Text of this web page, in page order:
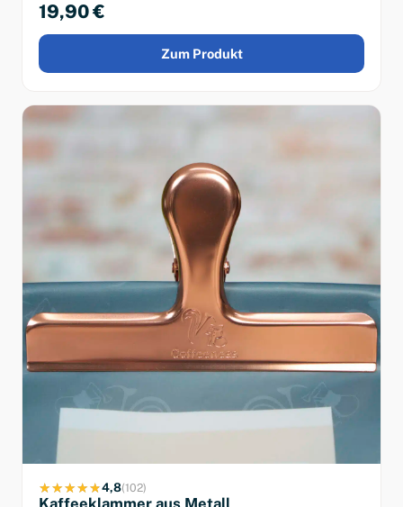
19,90 €
Zum Produkt
4,8(102)